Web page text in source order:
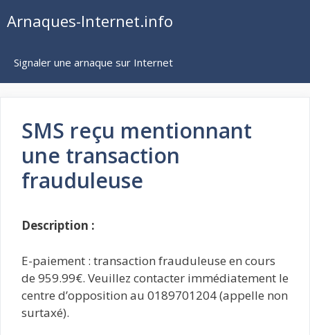
auArnaques-Internet.info
Signaler une arnaque sur Internet
SMS reçu mentionnant
une transaction
frauduleuse
Description :
E-paiement : transaction frauduleuse en cours
de 959.99€. Veuillez contacter immédiatement le
centre d’opposition au 0189701204 (appelle non
surtaxé).